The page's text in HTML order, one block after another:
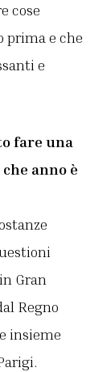
cose
prima e che
e
fare una
anno è
Gran
Regno
insieme